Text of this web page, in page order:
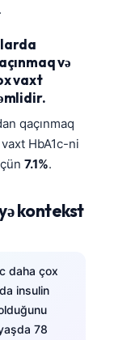
və
vaxt
qaçınmaq
HbA1c-ni
7.1%.
kontekst
daha çox
insulin
78